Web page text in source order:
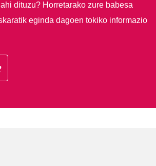
dituzu? Horretarako zure babesa
eginda dagoen tokiko informazio